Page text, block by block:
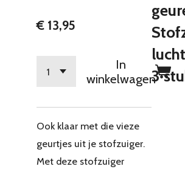
3
€ 13,95
In
winkelwagen
Ook klaar met die vieze
geurtjes uit je stofzuiger.
Met deze stofzuiger